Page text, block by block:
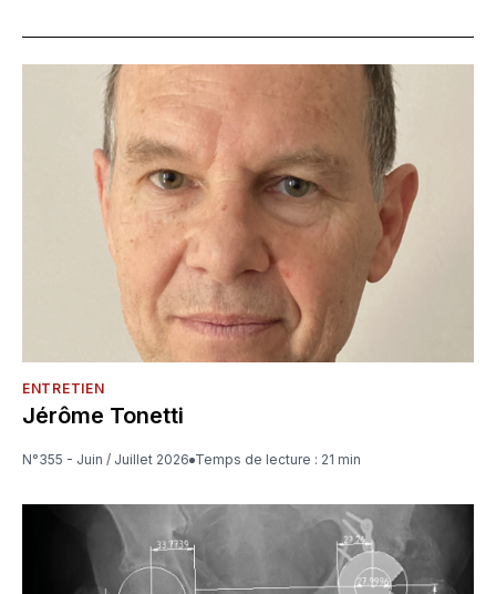
ENTRETIEN
Jérôme Tonetti
N°355 - Juin / Juillet 2026 Temps de lecture : 21 min